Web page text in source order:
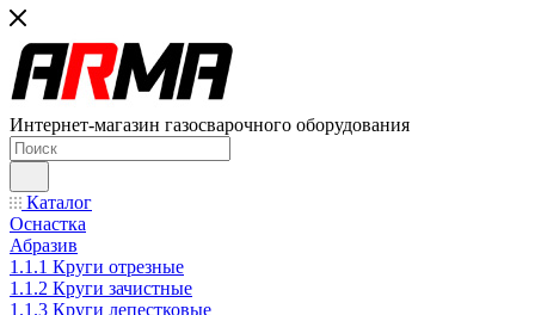
Интернет-магазин газосварочного оборудования
Каталог
Оснастка
Абразив
1.1.1 Круги отрезные
1.1.2 Круги зачистные
1.1.3 Круги лепестковые